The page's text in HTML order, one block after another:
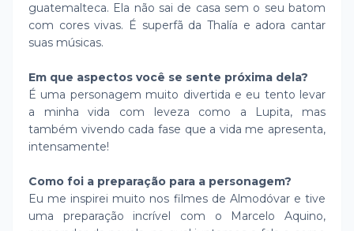
guatemalteca. Ela não sai de casa sem o seu batom
com cores vivas. É superfã da Thalía e adora cantar
suas músicas.
Em que aspectos você se sente próxima dela?
É uma personagem muito divertida e eu tento levar
a minha vida com leveza como a Lupita, mas
também vivendo cada fase que a vida me apresenta,
intensamente!
Como foi a preparação para a personagem?
Eu me inspirei muito nos filmes de Almodóvar e tive
uma preparação incrível com o Marcelo Aquino,